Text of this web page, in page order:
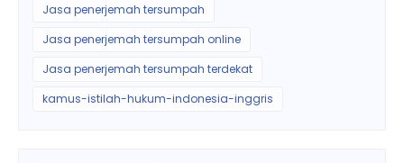
Jasa penerjemah tersumpah
Jasa penerjemah tersumpah online
Jasa penerjemah tersumpah terdekat
kamus-istilah-hukum-indonesia-inggris